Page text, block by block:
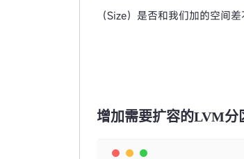
（Size）是否和我们加的空间
增加需要扩容的LVM分